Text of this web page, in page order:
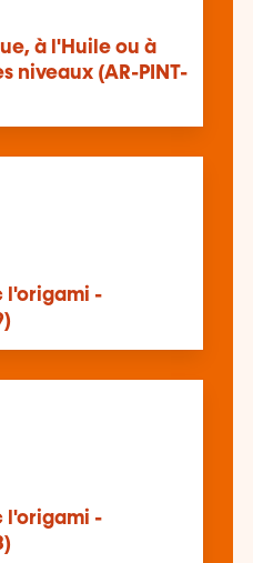
à l'Huile ou à
niveaux (AR-PINT-
l'origami -
l'origami -